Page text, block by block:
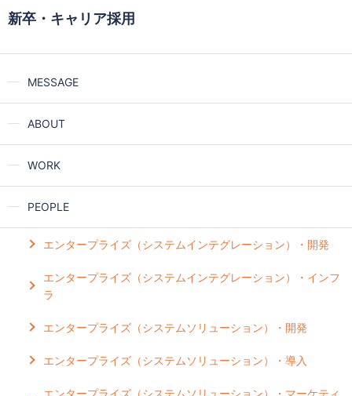
新卒・キャリア採用
MESSAGE
ABOUT
WORK
PEOPLE
エンタープライズ（システムインテグレーション）・開発
エンタープライズ（システムインテグレーション）・インフ
ラ
エンタープライズ（システムソリューション）・開発
エンタープライズ（システムソリューション）・導入
エンタープライズ（システムソリューション）・マーケティ